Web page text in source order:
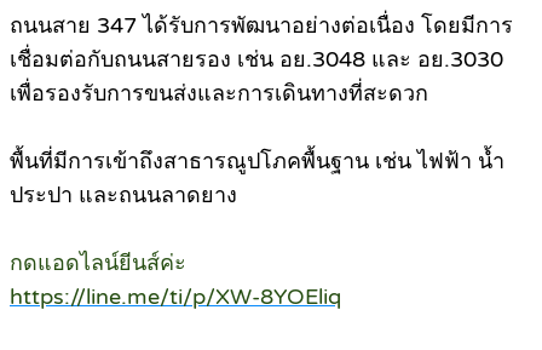
ถนนสาย 347 ได้รับการพัฒนาอย่างต่อเนื่อง โดยมีการ
เชื่อมต่อกับถนนสายรอง เช่น อย.3048 และ อย.3030
เพื่อรองรับการขนส่งและการเดินทางที่สะดวก
พื้นที่มีการเข้าถึงสาธารณูปโภคพื้นฐาน เช่น ไฟฟ้า น้ำ
ประปา และถนนลาดยาง
กดแอดไลน์ยีนส์ค่ะ
https://line.me/ti/p/XW-8YOEliq